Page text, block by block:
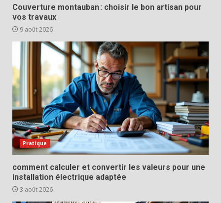
Couverture montauban : choisir le bon artisan pour
vos travaux
9 août 2026
Pratique
comment calculer et convertir les valeurs pour une
installation électrique adaptée
3 août 2026